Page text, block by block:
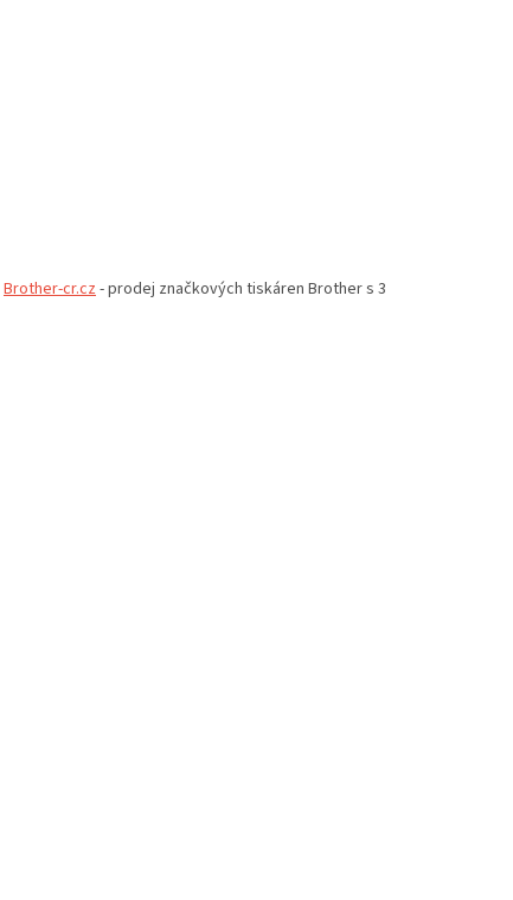
Brother-cr.cz- prodej značkových tiskáren Brother s 3